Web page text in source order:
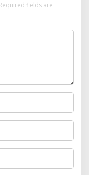
Required fields are